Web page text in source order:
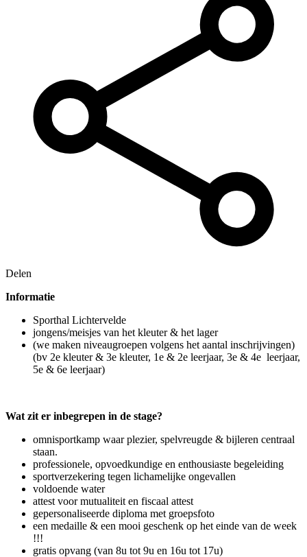
Delen
Informatie
Sporthal Lichtervelde
jongens/meisjes van het kleuter & het lager
(we maken niveaugroepen volgens het aantal inschrijvingen)
(bv 2e kleuter & 3e kleuter, 1e & 2e leerjaar, 3e & 4e leerjaar,
5e & 6e leerjaar)
Wat zit er inbegrepen in de stage?
omnisportkamp waar plezier, spelvreugde & bijleren centraal
staan.
professionele, opvoedkundige en enthousiaste begeleiding
sportverzekering tegen lichamelijke ongevallen
voldoende water
attest voor mutualiteit en fiscaal attest
gepersonaliseerde diploma met groepsfoto
een medaille & een mooi geschenk op het einde van de week
!!!
gratis opvang (van 8u tot 9u en 16u tot 17u)